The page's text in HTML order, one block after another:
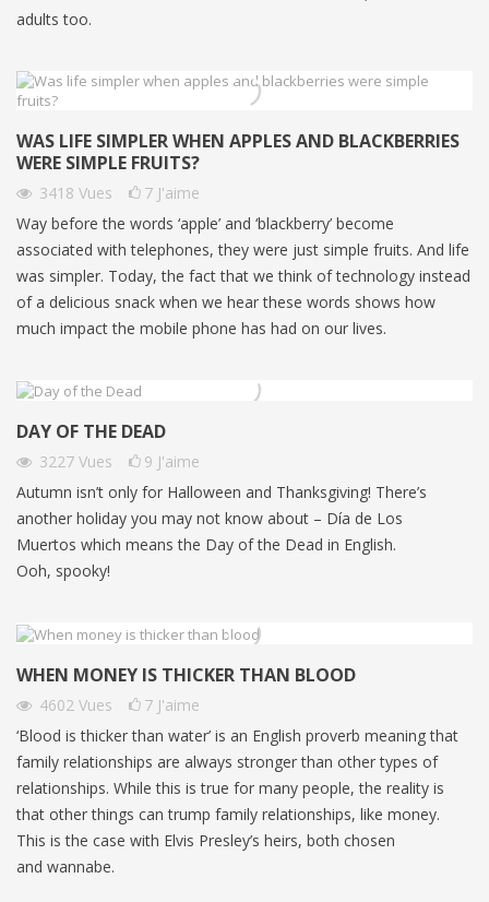
adults too.
WAS LIFE SIMPLER WHEN APPLES AND BLACKBERRIES
WERE SIMPLE FRUITS?
3418 Vues 7 J'aime
Way before the words ‘apple’ and ‘blackberry’ become
associated with telephones, they were just simple fruits. And life
was simpler. Today, the fact that we think of technology instead
of a delicious snack when we hear these words shows how
much impact the mobile phone has had on our lives.
DAY OF THE DEAD
3227 Vues 9 J'aime
Autumn isn’t only for Halloween and Thanksgiving! There’s
another holiday you may not know about – Día de Los
Muertos which means the Day of the Dead in English.
Ooh, spooky!
WHEN MONEY IS THICKER THAN BLOOD
4602 Vues 7 J'aime
‘Blood is thicker than water’ is an English proverb meaning that
family relationships are always stronger than other types of
relationships. While this is true for many people, the reality is
that other things can trump family relationships, like money.
This is the case with Elvis Presley’s heirs, both chosen
and wannabe.